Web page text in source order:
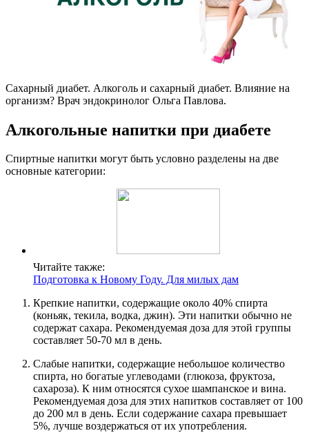
Сахарный диабет. Алкоголь и сахарный диабет. Влияние на
организм? Врач эндокринолог Ольга Павлова.
Алкогольные напитки при диабете
Спиртные напитки могут быть условно разделены на две
основные категории:
Читайте также:
Подготовка к Новому Году. Для милых дам
Крепкие напитки, содержащие около 40% спирта
(коньяк, текила, водка, джин). Эти напитки обычно не
содержат сахара. Рекомендуемая доза для этой группы
составляет 50-70 мл в день.
Слабые напитки, содержащие небольшое количество
спирта, но богатые углеводами (глюкоза, фруктоза,
сахароза). К ним относятся сухое шампанское и вина.
Рекомендуемая доза для этих напитков составляет от 100
до 200 мл в день. Если содержание сахара превышает
5%, лучше воздержаться от их употребления.